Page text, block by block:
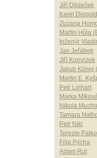
Jiří Dědeček
Karel Diepold
Zuzana
Martin Hůla
Inženýr
Jan Jeřábek
Jiří Konvrzek
Jakub König
Martin E.
Petr Linhart
Marka
Nikola
Tamara
Petr Nikl
Terezie
Filip Pýcha
Adam Rut